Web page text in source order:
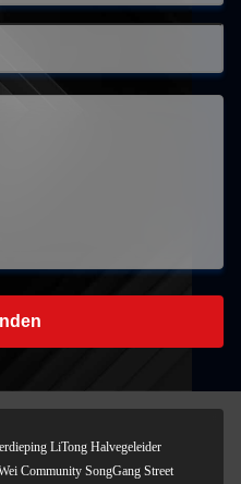
LiTong Halvegeleider
Community SongGang Street